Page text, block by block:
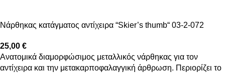
Nάρθηκας κατάγματος αντίχειρα “Skier’s thumb“ 03-2-072
25,00 €
Aνατομικά διαμορφώσιμος μεταλλικός νάρθηκας για τον
αντίχειρα και την μετακαρποφαλαγγική άρθρωση. Περιορίζει το